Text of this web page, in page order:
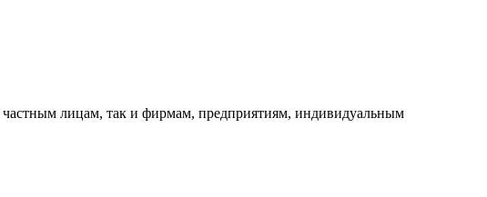
частным лицам, так и фирмам, предприятиям, индивидуальным